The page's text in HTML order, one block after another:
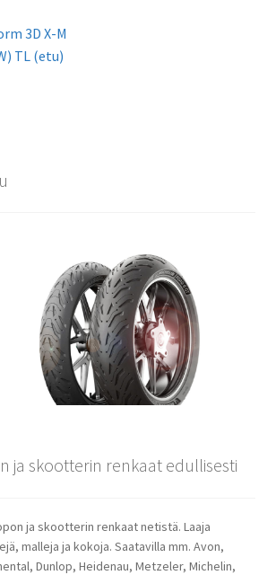
3D X-M
TL (etu)
ja skootterin renkaat edullisesti
ja skootterin renkaat netistä. Laaja
malleja ja kokoja. Saatavilla mm. Avon,
Dunlop, Heidenau, Metzeler, Michelin,